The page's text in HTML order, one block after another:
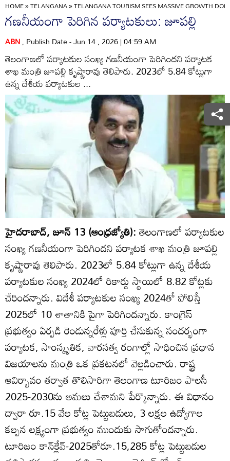
HOME»TELANGANA»TELANGANA TOURISM SEES MASSIVE GROWTH
గణనీయంగా పెరిగిన పర్యాటకులు: జూపల్లి
ABN, Publish Date - Jun 14 , 2026 | 04:59 AM
తెలంగాణలో పర్యాటకుల సంఖ్య గణనీయంగా పెరిగిందని పర్యాటక
శాఖ మంత్రి జూపల్లి కృష్ణారావు తెలిపారు. 2023లో 5.84 కోట్లుగా
ఉన్న దేశీయ పర్యాటకుల ...
హైదరాబాద్‌, జూన్‌ 13 (ఆంధ్రజ్యోతి):తెలంగాణలో పర్యాటకుల
సంఖ్య గణనీయంగా పెరిగిందని పర్యాటక శాఖ మంత్రి జూపల్లి
కృష్ణారావు తెలిపారు. 2023లో 5.84 కోట్లుగా ఉన్న దేశీయ
పర్యాటకుల సంఖ్య 2024లో రికార్డు స్థాయిలో 8.82 కోట్లకు
చేరిందన్నారు. విదేశీ పర్యాటకుల సంఖ్య 2024తో పోలిస్తే
2025లో 10 శాతానికి పైగా పెరిగిందన్నారు. కాంగ్రెస్‌
ప్రభుత్వం ఏర్పడి రెండున్నరేళ్లు పూర్తి చేసుకున్న సందర్భంగా
పర్యాటక, సాంస్కృతిక, వారసత్వ రంగాల్లో సాధించిన ప్రధాన
విజయాలను మంత్రి ఒక ప్రకటనలో వెల్లడించారు. రాష్ట్ర
ఆవిర్భావం తర్వాత తొలిసారిగా తెలంగాణ టూరిజం పాలసీ
2025-2030ను అమలు చేశామని పేర్కొన్నారు. ఈ విధానం
ద్వారా రూ.15 వేల కోట్ల పెట్టుబడులు, 3 లక్షల ఉద్యోగాల
కల్పన లక్ష్యంగా ప్రభుత్వం ముందుకు సాగుతోందన్నారు.
టూరిజం కాన్‌క్లేవ్‌-2025తోరూ.15,285 కోట్ల పెట్టుబడుల